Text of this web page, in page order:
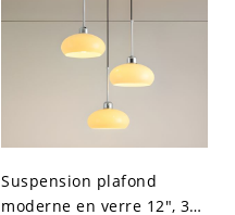
Suspension plafond
moderne en verre 12", 3